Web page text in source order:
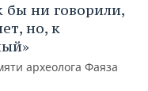
ни говорили,
но, к
археолога Фаяза